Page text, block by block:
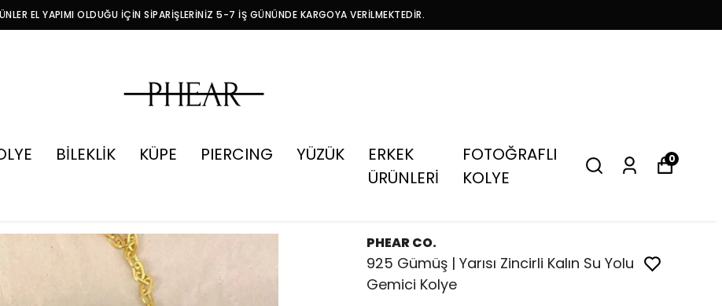
EL YAPIMI OLDUĞU İÇİN SİPARİŞLERİNİZ 5-7 İŞ GÜNÜNDE KARGOYA VERİLMEKTEDİR.
BİLEKLİK KÜPE PIERCING YÜZÜK
ERKEK
ÜRÜNLERİ
FOTOĞRAFLI
KOLYE
0
PHEAR CO.
925 Gümüş | Yarısı Zincirli Kalın Su Yolu
Gemici Kolye